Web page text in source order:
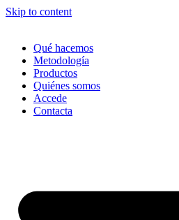
Skip to content
Qué hacemos
Metodología
Productos
Quiénes somos
Accede
Contacta